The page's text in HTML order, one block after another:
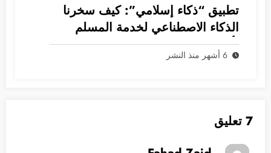
تطبيق “ذكاء إسلامي”: كيف سخرنا
الذكاء الاصطناعي لخدمة المسلم
بأمان؟
6 أشهر منذ النشر
7 تعليق